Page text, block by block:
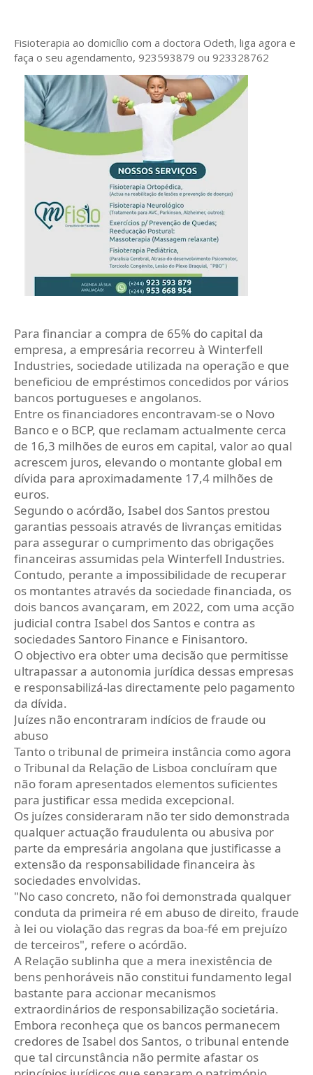
Fisioterapia ao domicílio com a doctora Odeth, liga agora e
faça o seu agendamento, 923593879 ou 923328762
Para financiar a compra de 65% do capital da
empresa, a empresária recorreu à Winterfell
Industries, sociedade utilizada na operação e que
beneficiou de empréstimos concedidos por vários
bancos portugueses e angolanos.
Entre os financiadores encontravam-se o Novo
Banco e o BCP, que reclamam actualmente cerca
de 16,3 milhões de euros em capital, valor ao qual
acrescem juros, elevando o montante global em
dívida para aproximadamente 17,4 milhões de
euros.
Segundo o acórdão, Isabel dos Santos prestou
garantias pessoais através de livranças emitidas
para assegurar o cumprimento das obrigações
financeiras assumidas pela Winterfell Industries.
Contudo, perante a impossibilidade de recuperar
os montantes através da sociedade financiada, os
dois bancos avançaram, em 2022, com uma acção
judicial contra Isabel dos Santos e contra as
sociedades Santoro Finance e Finisantoro.
O objectivo era obter uma decisão que permitisse
ultrapassar a autonomia jurídica dessas empresas
e responsabilizá-las directamente pelo pagamento
da dívida.
Juízes não encontraram indícios de fraude ou
abuso
Tanto o tribunal de primeira instância como agora
o Tribunal da Relação de Lisboa concluíram que
não foram apresentados elementos suficientes
para justificar essa medida excepcional.
Os juízes consideraram não ter sido demonstrada
qualquer actuação fraudulenta ou abusiva por
parte da empresária angolana que justificasse a
extensão da responsabilidade financeira às
sociedades envolvidas.
"No caso concreto, não foi demonstrada qualquer
conduta da primeira ré em abuso de direito, fraude
à lei ou violação das regras da boa-fé em prejuízo
de terceiros", refere o acórdão.
A Relação sublinha que a mera inexistência de
bens penhoráveis não constitui fundamento legal
bastante para accionar mecanismos
extraordinários de responsabilização societária.
Embora reconheça que os bancos permanecem
credores de Isabel dos Santos, o tribunal entende
que tal circunstância não permite afastar os